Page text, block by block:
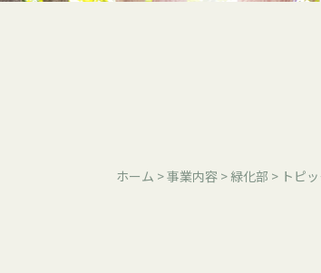
ホーム >事業内容 > 緑化部 > トピ